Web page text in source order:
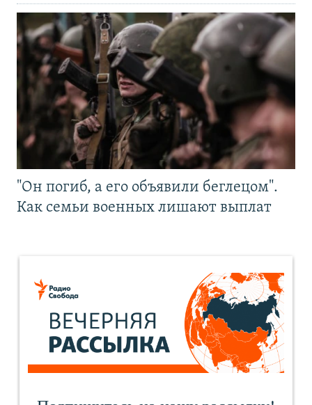
"Он погиб, а его объявили беглецом".
Как семьи военных лишают выплат